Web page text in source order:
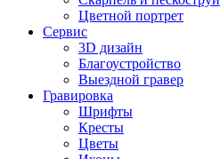
Цветной портрет
Сервис
3D дизайн
Благоустройство
Выездной гравер
Гравировка
Шрифты
Кресты
Цветы